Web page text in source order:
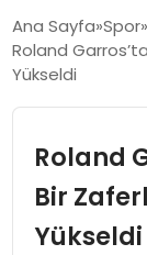
MAGAZIN
EKONOMI
Ana Sayfa Spor
Roland
Yükseldi
Roland
Bir
Yükseldi